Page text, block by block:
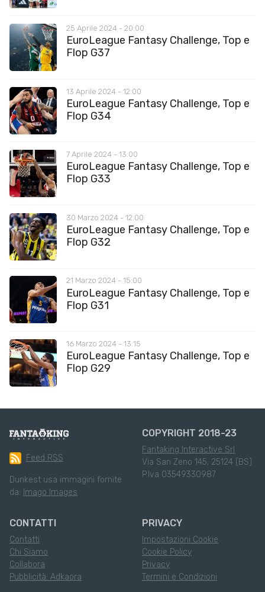
25 Aprile 2024 - 20:00
EuroLeague Fantasy Challenge, Top e
Flop G37
13 Aprile 2024 - 12:00
EuroLeague Fantasy Challenge, Top e
Flop G34
7 Aprile 2024 - 13:00
EuroLeague Fantasy Challenge, Top e
Flop G33
30 Marzo 2024 - 12:00
EuroLeague Fantasy Challenge, Top e
Flop G32
21 Marzo 2024 - 15:00
EuroLeague Fantasy Challenge, Top e
Flop G31
16 Marzo 2024 - 13:15
EuroLeague Fantasy Challenge, Top e
Flop G29
Feed RSS
Dunkest usa immagini fornite
da: Imago Images
COPYRIGHT 2018-23
Fantaking Interactive Srl
Via San Zeno 145, 25124 (BS)
P.Iva 03549330987
CONTATTI
Contatti
Chi Siamo
Collabora
Pubblicità: Adkaora
PRIVACY
Impostazioni Cookie
Cookie Policy
Privacy
Termini e Condizioni